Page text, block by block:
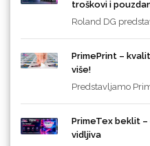
troškovi i
Roland DG
PrimePrint –
više!
Predstavljamo
PrimeTex beklit –
vidljiva